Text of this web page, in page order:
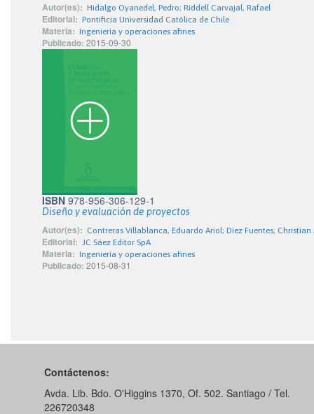
Autor(es): Hidalgo Oyanedel, Pedro; Riddell Carvajal, Rafael
Editorial: Pontificia Universidad Católica de Chile
Materia: Ingeniería y operaciones afines
Publicado: 2015-09-30
ISBN 978-956-306-129-1
Diseño y evaluación de proyectos
Autor(es): Contreras Villablanca, Eduardo Ariol; Diez Fuentes, Christian
Editorial: JC Sáez Editor SpA
Materia: Ingeniería y operaciones afines
Publicado: 2015-08-31
Contáctenos:
Avda. Lib. Bdo. O'Higgins 1370, Of. 502. Santiago / Tel.
226720348